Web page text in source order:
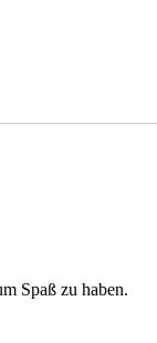
Spaß zu haben.